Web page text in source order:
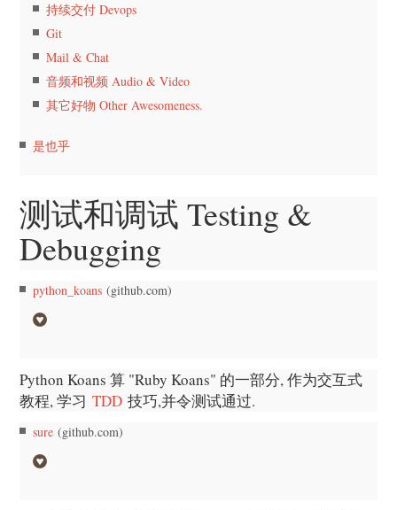
持续交付 Devops
Git
Mail & Chat
音频和视频 Audio & Video
其它好物 Other Awesomeness.
是也乎
测试和调试 Testing &
Debugging
python_koans (github.com)
Python Koans 算 "Ruby Koans" 的一部分, 作为交互式
教程, 学习TDD 技巧,并令测试通过.
sure (github.com)